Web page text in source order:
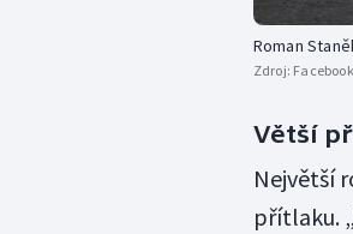
Roman
Zdroj:
Větší
Největší
přítlaku.